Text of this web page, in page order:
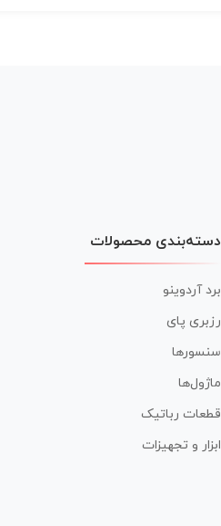
دسته‌بندی محصولات
برد آردوینو
رزبری پای
سنسورها
ماژول‌ها
قطعات رباتیک
ابزار و تجهیزات